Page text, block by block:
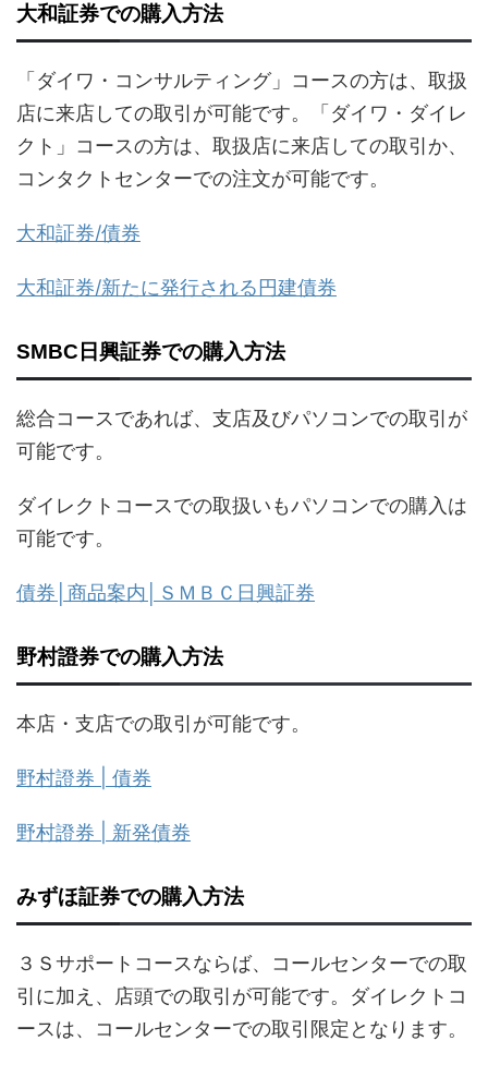
大和証券での購入方法
「ダイワ・コンサルティング」コースの方は、取扱
店に来店しての取引が可能です。「ダイワ・ダイレ
クト」コースの方は、取扱店に来店しての取引か、
コンタクトセンターでの注文が可能です。
大和証券/債券
大和証券/新たに発行される円建債券
SMBC日興証券での購入方法
総合コースであれば、支店及びパソコンでの取引が
可能です。
ダイレクトコースでの取扱いもパソコンでの購入は
可能です。
債券│商品案内│ＳＭＢＣ日興証券
野村證券での購入方法
本店・支店での取引が可能です。
野村證券 | 債券
野村證券 | 新発債券
みずほ証券での購入方法
３Ｓサポートコースならば、コールセンターでの取
引に加え、店頭での取引が可能です。ダイレクトコ
ースは、コールセンターでの取引限定となります。